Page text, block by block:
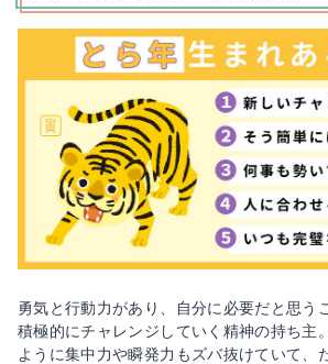
勇気と行動力があり、自分に必要だと思う
積極的にチャレンジしていく精神の持ち主
ように集中力や瞬発力もズバ抜けていて、